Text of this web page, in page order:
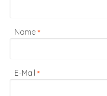
Name *
E-Mail *